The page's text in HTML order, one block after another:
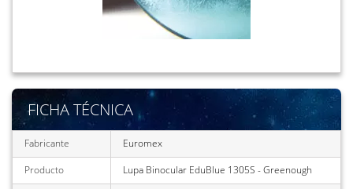
FICHA TÉCNICA
Fabricante
Euromex
Producto
Lupa Binocular EduBlue 1305S - Greenough